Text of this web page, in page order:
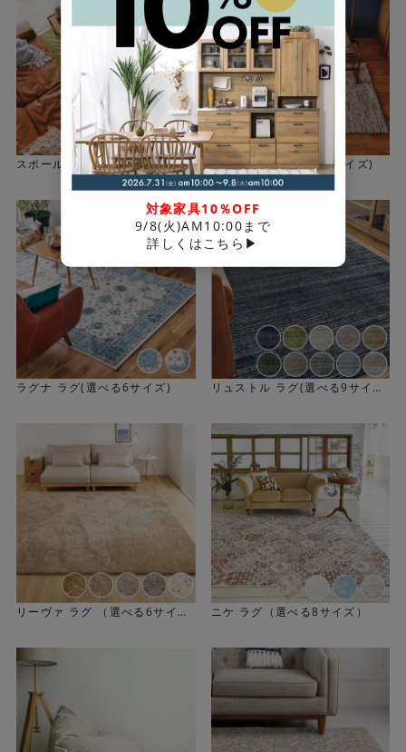
丈夫で長持ち。ウィルトン織カーペット
ヴォルテはウィルトン織
＜抜群の耐久性＞
表面のパイル糸を下糸に直接絡み合わせて織り込んであ
り、耐久性があり、遊び毛が出にくい点が特徴です。ヘム
もしっかりと縫製されています。へたりにくく丈夫です。
細部まで丁寧に仕上げられています。
スポールラグ(選べる3サイズ) マシューラグ(選べる3サイズ)
ラグナ ラグ(選べる6サイズ)
リュストル ラグ(選べる9サイ
リーヴァ ラグ （選べる6サイ
ニケ ラグ（選べる8サイズ）
対象家具10％OFF
9/8(火)AM10:00まで
詳しくはこちら▶